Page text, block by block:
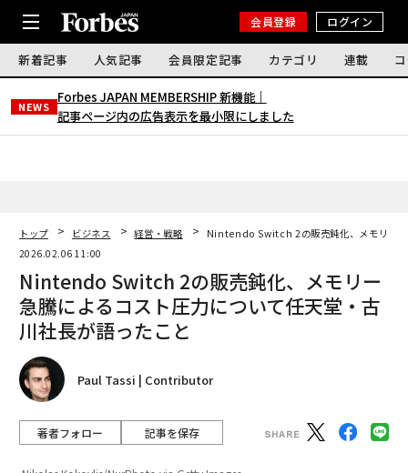
会員登録 ログイン
新着記事 人気記事 会員限定記事 カテゴリ 連載
NEWS
Forbes JAPAN MEMBERSHIP 新機能｜
記事ページ内の広告表示を最小限にしました
トップ ビジネス 経営・戦略
Nintendo Switch 2の販売鈍化、メモリー急
2026.02.06 11:00
Nintendo Switch 2の販売鈍化、メモリー
急騰によるコスト圧力について任天堂・古
川社長が語ったこと
Paul Tassi | Contributor
著者フォロー 記事を保存